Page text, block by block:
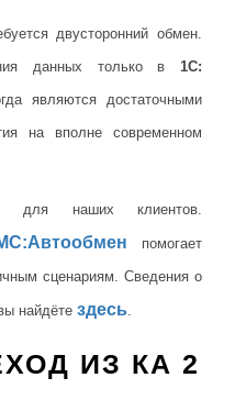
двусторонний обмен.
данных только в 1С:
являются достаточными
на вполне современном
для наших клиентов.
помогает
сценариям. Сведения о
найдёте здесь.
ИЗ КА 2